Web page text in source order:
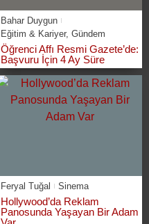
Bahar Duygun
Eğitim & Kariyer, Gündem
Öğrenci Affı Resmi Gazete’de:
Başvuru İçin 4 Ay Süre
Feryal Tuğal Sinema
Hollywood’da Reklam
Panosunda Yaşayan Bir Adam